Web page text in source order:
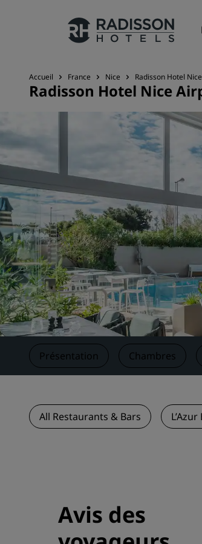
Nos enseignes
Marques Radisson Hotels
Marques affiliées en Chine
Accueil France Nice Radisson Hotel
Radisson Hotel Nice
Présentation Chambres
All Restaurants & Bars
Avis des